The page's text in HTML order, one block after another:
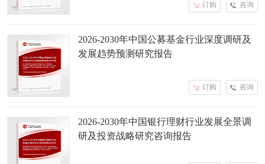
咨询
订购
2026-2030年中国公募基金行业深度调研及
发展趋势预测研究报告
咨询
订购
2026-2030年中国银行理财行业发展全景调
研及投资战略研究咨询报告